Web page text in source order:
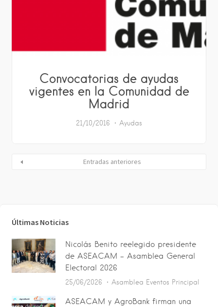
Convocatorias de ayudas
vigentes en la Comunidad de
Madrid
21/10/2016 Ayudas
Entradas anteriores
Últimas Noticias
Nicolás Benito reelegido presidente
de ASEACAM – Asamblea General
Electoral 2026
25/06/2026 Asamblea Eventos Principal
ASEACAM y AgroBank firman una